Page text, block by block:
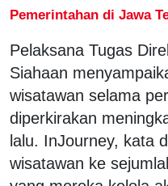
Pemerintahan di Jawa
Pelaksana Tugas
Siahaan
wisatawan selama
diperkirakan
lalu. InJourney, kata
wisatawan ke